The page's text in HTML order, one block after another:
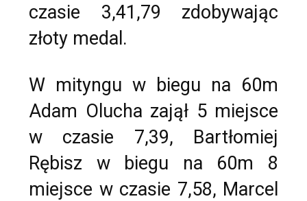
czasie 3,41,79 zdobywając
złoty medal.
W mityngu w biegu na 60m
Adam Olucha zajął 5 miejsce
w czasie 7,39, Bartłomiej
Rębisz w biegu na 60m 8
miejsce w czasie 7,58, Marcel